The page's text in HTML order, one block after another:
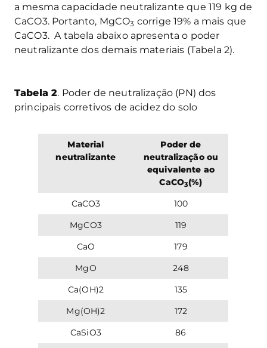
a mesma capacidade neutralizante que 119 kg de
CaCO3. Portanto, MgCO3 corrige 19% a mais que
CaCO3. A tabela abaixo apresenta o poder
neutralizante dos demais materiais (Tabela 2).
Tabela 2. Poder de neutralização (PN) dos
principais corretivos de acidez do solo
Material
neutralizante
Poder de
neutralização ou
equivalente ao
CaCO3(%)
CaCO3
100
MgCO3
119
CaO
179
MgO
248
Ca(OH)2
135
Mg(OH)2
172
CaSiO3
86